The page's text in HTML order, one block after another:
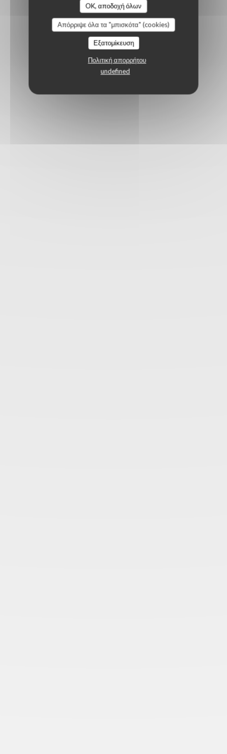
OK, αποδοχή όλων
Απόρριψε όλα τα "μπισκότα" (cookies)
Εξατομίκευση
Πολιτική απορρήτου
undefined